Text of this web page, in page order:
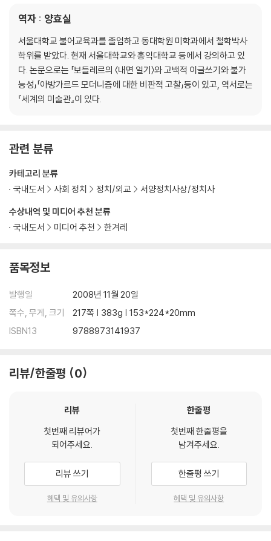
역자 : 양효실
서울대학교 불어교육과를 졸업하고 동대학원 미학과에서 철학박사
학위를 받았다. 현재 서울대학교와 홍익대학교 등에서 강의하고 있
다. 논문으로는 「보들레르의 〈내면 일기〉와 고백적 이글쓰기와 불가
능성」「아방가르드 모더니즘에 대한 비판적 고찰」등이 있고, 역서로는
『세계의 미술관』이 있다.
관련 분류
수상내역 및 미디어 추천 분류
국내도서
미디어 추천 한겨레
카테고리 분류
국내도서
사회 정치 정치/외교 서양정치사상/정치사
품목정보
발행일
2008년 11월 20일
쪽수, 무게, 크기
217쪽 | 383g | 153*224*20mm
ISBN13
9788973141937
리뷰/한줄평 0
리뷰
첫번째 리뷰어가
되어주세요.
리뷰 쓰기
혜택 및 유의사항
한줄평
첫번째 한줄평을
남겨주세요.
한줄평 쓰기
혜택 및 유의사항